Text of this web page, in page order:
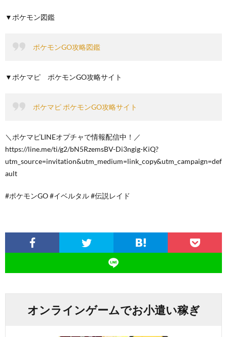
▼ポケモン図鑑
ポケモンGO攻略図鑑
▼ポケマピ ポケモンGO攻略サイト
ポケマピ ポケモンGO攻略サイト
＼ポケマピLINEオプチャで情報配信中！／
https://line.me/ti/g2/bN5RzemsBV-Di3ngig-KiQ?
utm_source=invitation&utm_medium=link_copy&utm_campaign=def
ault
#ポケモンGO #イベルタル #伝説レイド
オンラインゲームでお小遣い稼ぎ